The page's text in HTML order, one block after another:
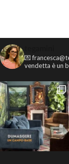
💌
vendetta è un